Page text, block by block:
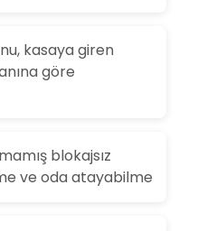
kasaya giren
göre
blokajsız
ve oda atayabilme